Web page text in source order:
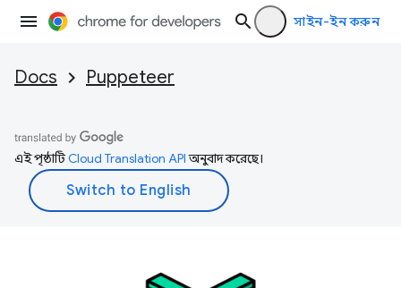
সাইন-ইন করুন
Docs Puppeteer
এই পৃষ্ঠাটিCloud Translation APIঅনুবাদ করেছে।